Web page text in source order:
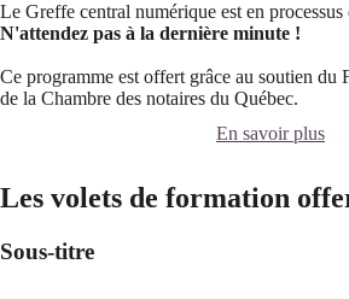
Le Greffe central numérique est en processus
N'attendez pas à la dernière minute !
Ce programme est offert grâce au soutien du
de la Chambre des notaires du Québec.
En savoir plus
Les volets de formation
Sous-titre